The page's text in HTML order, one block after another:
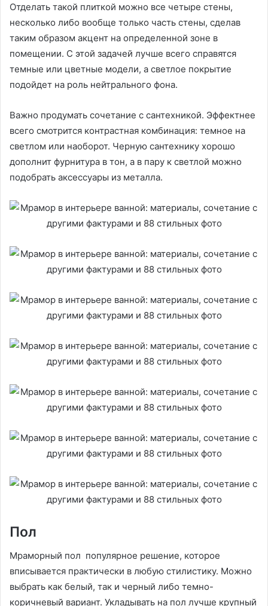
Отделать такой плиткой можно все четыре стены,
несколько либо вообще только часть стены, сделав
таким образом акцент на определенной зоне в
помещении. С этой задачей лучше всего справятся
темные или цветные модели, а светлое покрытие
подойдет на роль нейтрального фона.
Важно продумать сочетание с сантехникой. Эффектнее
всего смотрится контрастная комбинация: темное на
светлом или наоборот. Черную сантехнику хорошо
дополнит фурнитура в тон, а в пару к светлой можно
подобрать аксессуары из металла.
Пол
Мраморный пол популярное решение, которое
вписывается практически в любую стилистику. Можно
выбрать как белый, так и черный либо темно-
коричневый вариант. Укладывать на пол лучше крупный